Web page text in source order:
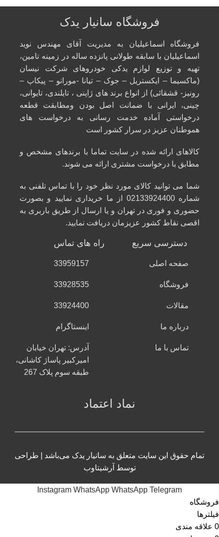
فروشگاه سانیار یدک
فروشگاه اسماعیلیان به مدیریت آقای مهندس نوید
اسماعیلیان با سابقه طولانی پانزده ساله در زمینه تامین،
تهیه و توزیع لوازم یدکی خودروهای شرکت نیسان
(ماکسیما – ایکستریل – جوک – تیانا -مورانو – پیکاپ –
رونیز- قشقائی) از انواع برند های ژاپنی ، تایلندی، تایوانی،
چینی، ایرانی با ضمانت اصل بودن ومطابقت قطعه
درخواستی آماده خدمت رسانی به درخواست های
هموطنان عزیز در سرار کشور است
کالاهای ارائه شده در سایت تماما با برندهای مشخص و
مطابق با درخواست مشتری ارائه می شوند.
شما می توانید کالای مورد نظر خود را با تماس تلفنی به
شماره 02133924400 از ما خریداری نمایید و بصورت
حضوری و فوری در تهران و یا ارسال از طریق باربری به
اقصی نقاط کشور عزیزمان دریافت نمایید.
دسترسی سریع
صفحه اصلی
فروشگاه
مقالات
درباره ما
تماس با ما
راه های تماس
33959157
33928535
33924400
اینستاگرام
آدرس: تهران خیابان
امیرکبیر پاساژ کاشانی،
طبقه سوم پلاک 267
نماد اعتماد
تمام حقوق این سایت متعلق به سانیار یدک می‌باشد | طراحی
توسط آرشیتاوب
Instagram WhatsApp WhatsApp Telegram
فروشگاه
فیلترها
0 علاقه مندی